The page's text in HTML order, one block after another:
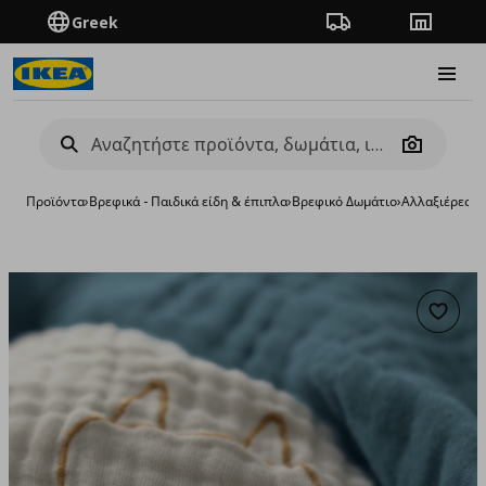
Greek Πορεία παραγγελίας
Camera
Προϊόντα›Βρεφικά - Παιδικά είδη & έπιπλα›Βρεφικό Δωμάτιο›Αλλαξιέρες